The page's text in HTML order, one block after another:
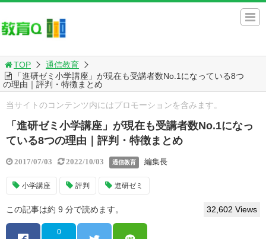
TOP
通信教育
「進研ゼミ小学講座」が現在も受講者数No.1になっている8つ
の理由｜評判・特徴まとめ
当サイトのコンテンツ内にはプロモーションを含みます。
「進研ゼミ小学講座」が現在も受講者数No.1になっ
ている8つの理由｜評判・特徴まとめ
2017/07/03 2022/10/03 通信教育 編集長
小学講座 評判 進研ゼミ
この記事は約 9 分で読めます。 32,602 Views
0